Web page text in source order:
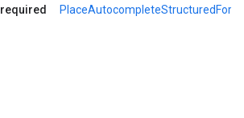
required